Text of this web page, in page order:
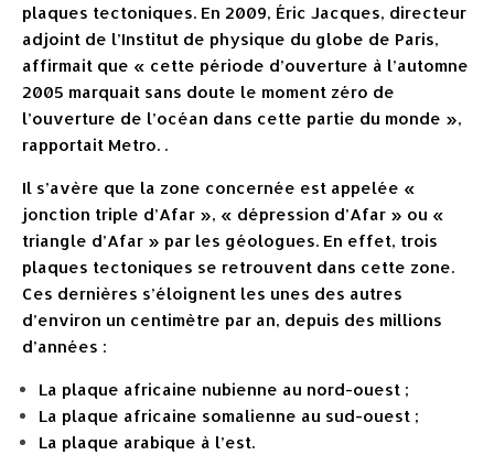
plaques tectoniques. En 2009, Éric Jacques, directeur
adjoint de l’Institut de physique du globe de Paris,
affirmait que « cette période d’ouverture à l’automne
2005 marquait sans doute le moment zéro de
l’ouverture de l’océan dans cette partie du monde »,
rapportait Metro. .
Il s’avère que la zone concernée est appelée «
jonction triple d’Afar », « dépression d’Afar » ou «
triangle d’Afar » par les géologues. En effet, trois
plaques tectoniques se retrouvent dans cette zone.
Ces dernières s’éloignent les unes des autres
d’environ un centimètre par an, depuis des millions
d’années :
La plaque africaine nubienne au nord-ouest ;
La plaque africaine somalienne au sud-ouest ;
La plaque arabique à l’est.